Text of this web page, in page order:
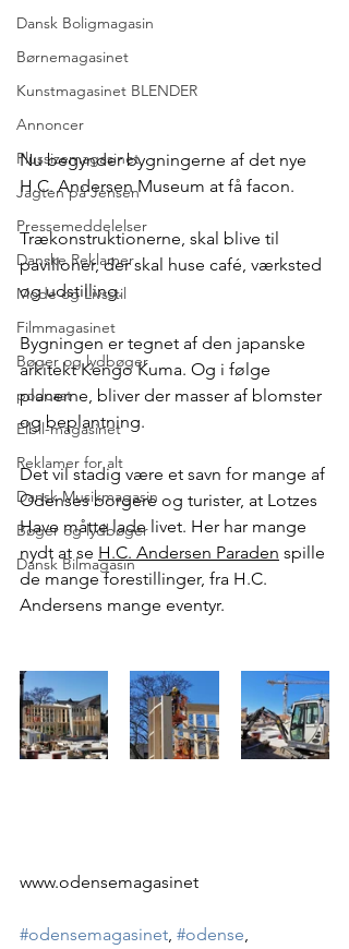
Dansk Boligmagasin
Børnemagasinet
Kunstmagasinet BLENDER
Annoncer
Plussizemagasinet
Jagten på Jensen
Pressemeddelelser
Danske Reklamer
Mode og Livsstil
Filmmagasinet
Bøger og lydbøger
podcast
Elbil-magasinet
Reklamer for alt
Dansk Musikmagasin
Bøger og lydbøger
Dansk Bilmagasin
Nu begynder bygningerne af det nye
H.C. Andersen Museum at få facon.
Trækonstruktionerne, skal blive til
pavilloner, der skal huse café, værksted
og udstilling.
Bygningen er tegnet af den japanske
arkitekt Kengo Kuma. Og i følge
planerne, bliver der masser af blomster
og beplantning.
Det vil stadig være et savn for mange af
Odenses borgere og turister, at Lotzes
Have måtte lade livet. Her har mange
nydt at se H.C. Andersen Paraden spille
de mange forestillinger, fra H.C.
Andersens mange eventyr.
www.odensemagasinet
#odensemagasinet, #odense,